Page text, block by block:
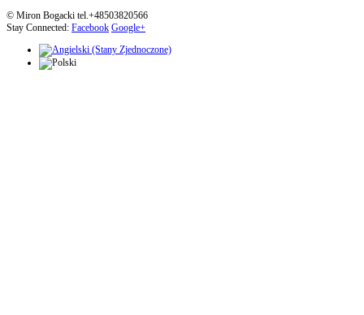
© Miron Bogacki tel.+48503820566
Stay Connected: Facebook Google+